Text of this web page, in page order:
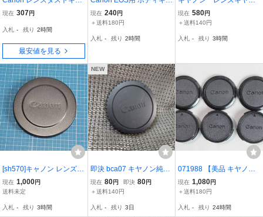
ップ EB DUST-EB リアキ
無料】
現在 307円
入札 - 残り 2時間
最安値を見る
ップ＋レンズリアキャッ
プ セット JL1
現在 240円
＋送料180円
入札 - 残り 2時間
プ 径42ｍｍ
現在 580円
＋送料140円
入札 - 残り 3時間
[sh570]キャノン レンズキ
ャップ 80mm canon LE
NS CAP 前蓋 純正 メタ
ぶせ式 レトロ
現在 1,000円
送料未定
入札 - 残り 3時間
NEW
即決 bca07 キヤノン純正
EOS用ボディキャップ EF
マウント AF用 送料140
現在 80円 即決 80円
＋送料140円
入札 - 残り 3日
071988 【美品 キヤノ
ン】 Canon New FD C-5
2レンズキャップ 3枚＆ レ
とめて6枚 送料最安180円
現在 1,080円
＋送料180円
入札 - 残り 24時間